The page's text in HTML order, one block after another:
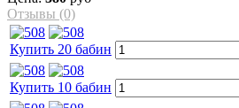
Отзывы (0)
Купить 20 бабин
Купить 10 бабин